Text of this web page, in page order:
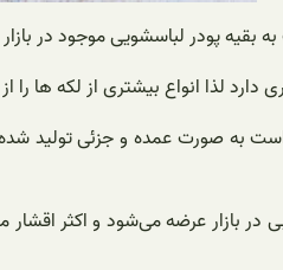
لذا انواع بیشتری از لکه ها
به صورت عمده و جزئی
۵ آنزیم با قیمت بسیار مناسبی در